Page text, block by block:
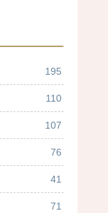
195
110
107
76
41
71